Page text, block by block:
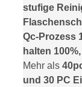
stufige
Qc-Prozess
halten 100%,
Mehr als
und 30 PC